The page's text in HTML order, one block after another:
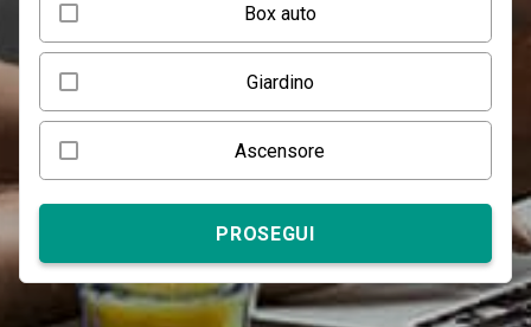
Box auto
Giardino
Ascensore
PROSEGUI